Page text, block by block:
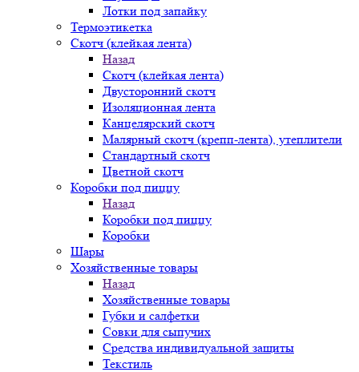
Лотки под запайку
Термоэтикетка
Скотч (клейкая лента)
Назад
Скотч (клейкая лента)
Двусторонний скотч
Изоляционная лента
Канцелярский скотч
Малярный скотч (крепп-лента), утеплители
Стандартный скотч
Цветной скотч
Коробки под пиццу
Назад
Коробки под пиццу
Коробки
Шары
Хозяйственные товары
Назад
Хозяйственные товары
Губки и салфетки
Совки для сыпучих
Средства индивидуальной защиты
Текстиль